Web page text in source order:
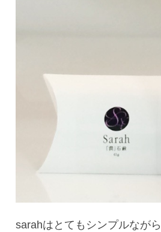
sarahはとてもシンプルなが